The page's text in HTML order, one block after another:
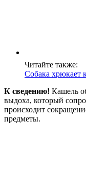
Читайте также:
Собака хрюкает
К сведению! Кашель
выдоха, который
происходит
предметы.